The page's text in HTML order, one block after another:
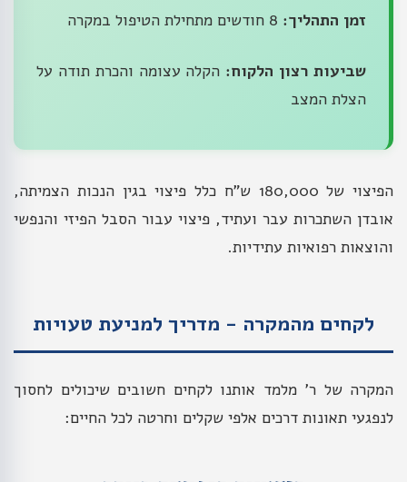
זמן התהליך:
שביעות רצון הלקוח: הקלה עצומה והכרת תודה על
הצלת המצב
הפיצוי של 180,000 ש"ח כלל פיצוי בגין הנכות הצמיתה,
אובדן השתכרות עבר ועתיד, פיצוי עבור הסבל הפיזי והנפשי
והוצאות רפואיות עתידיות.
לקחים מהמקרה - מדריך למניעת טעויות
המקרה של ר' מלמד אותנו לקחים חשובים שיכולים לחסוך
לנפגעי תאונות דרכים אלפי שקלים וחרטה לכל החיים: